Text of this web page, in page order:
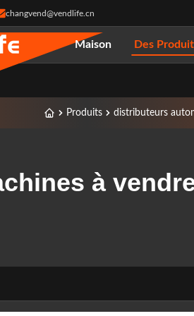
changvend@vendlife.cn
Maison Des
Produits distributeurs
à